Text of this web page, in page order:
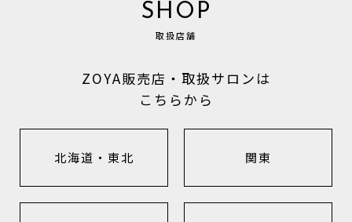
SHOP
取扱店舗
ZOYA販売店・取扱サロンは
こちらから
北海道・東北 関東